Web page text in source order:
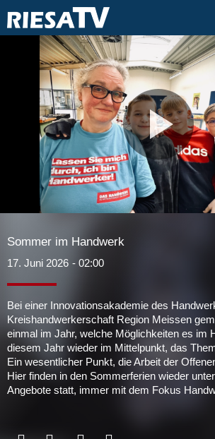
Sommer im Handwerk
17. Juni 2026 - 02:00
Bei einer Innovationsakademie des
Kreishandwerkerschaft Region Meissen
einmal im Jahr, welche Möglichkeiten es im
diesem Jahr wieder im Mittelpunkt, das
Ein wesentlicher Punkt, die Arbeit der
Hier finden in den Sommerferien wieder
Angebote statt, immer mit dem Fokus